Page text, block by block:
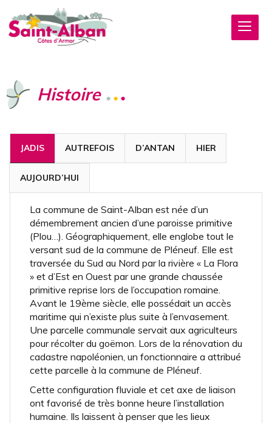
Histoire
JADIS AUTREFOIS D’ANTAN HIER
AUJOURD’HUI
La commune de Saint-Alban est née d’un
démembrement ancien d’une paroisse primitive
(Plou…). Géographiquement, elle englobe tout le
versant sud de la commune de Pléneuf. Elle est
traversée du Sud au Nord par la rivière « La Flora
» et d’Est en Ouest par une grande chaussée
primitive reprise lors de l’occupation romaine.
Avant le 19ème siècle, elle possédait un accès
maritime qui n’existe plus suite à l’envasement.
Une parcelle communale servait aux agriculteurs
pour récolter du goëmon. Lors de la rénovation du
cadastre napoléonien, un fonctionnaire a attribué
cette parcelle à la commune de Pléneuf.
Cette configuration fluviale et cet axe de liaison
ont favorisé de très bonne heure l’installation
humaine. Ils laissent à penser que les lieux